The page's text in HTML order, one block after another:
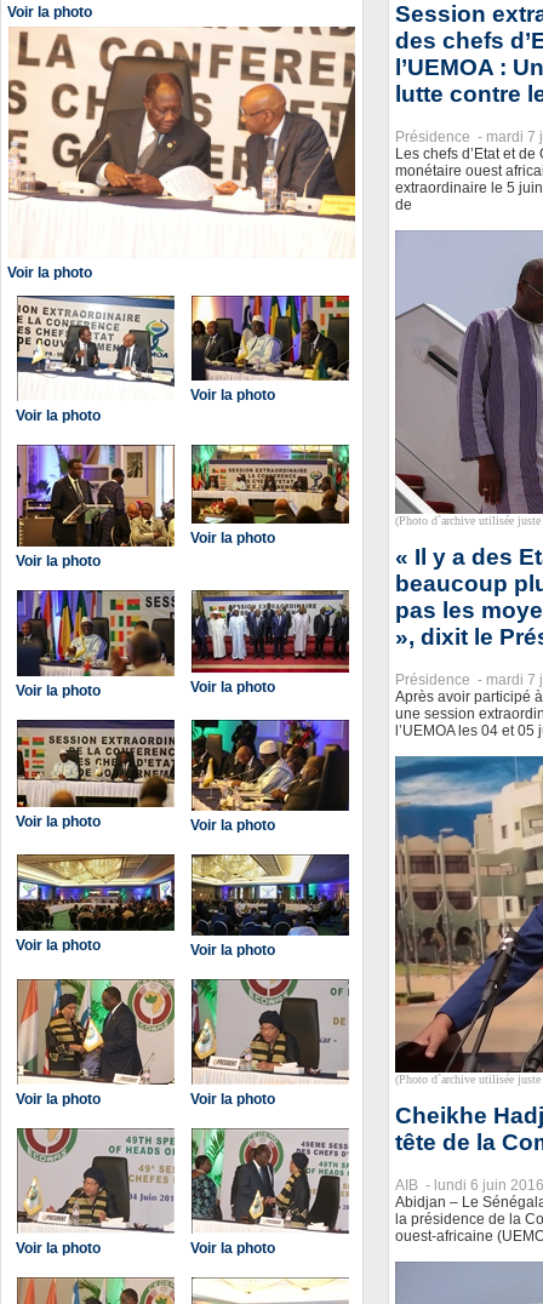
Voir la photo
Voir la photo
Voir la photo
Voir la photo
Voir la photo
Voir la photo
Voir la photo Voir la photo
Voir la photo Voir la photo
Voir la photo Voir la photo
Voir la photo Voir la photo
Voir la photo Voir la photo
Session
des chefs
l’UEMOA :
lutte contre
Présidence - mardi 7
Les chefs d’Etat et
monétaire ouest
extraordinaire le 5
de
(Photo d`archive utilisée
« Il y a des
beaucoup
pas les
», dixit le
Présidence - mardi 7
Après avoir participé
une session
l’UEMOA les 04 et
(Photo d`archive utilisée
Cheikhe
tête de la
AIB - lundi 6 juin 2016
Abidjan – Le
la présidence de la
ouest-africaine